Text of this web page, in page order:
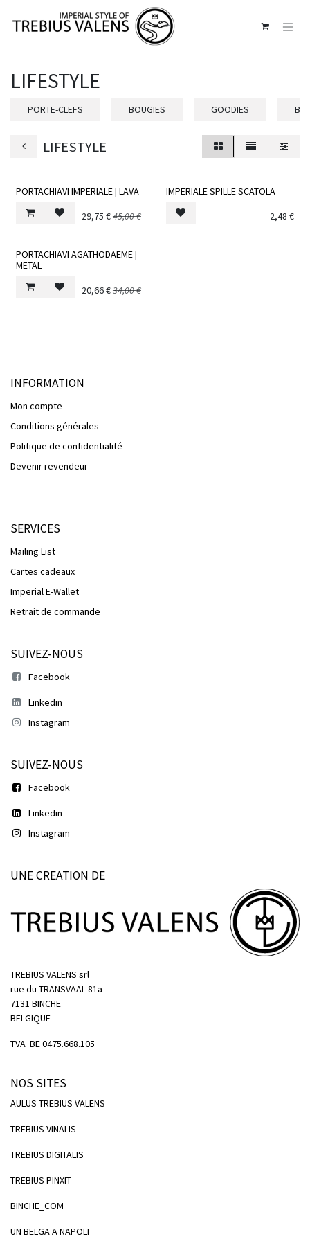
LIFESTYLE
PORTE-CLEFS BOUGIES GOODIES
LIFESTYLE
​PORTACHIAVI IMPERIALE | LAVA
29,75 €45,00€
IMPERIALE SPILLE SCATOLA
2,48 €
PORTACHIAVI AGATHODAEME |
METAL
20,66€34,00€
INFORMATION
Mon compte
Conditions générales
Politique de confidentialité
Devenir revendeur
SERVICES
Mailing List
Cartes cadeaux
Imperial E-Wallet
Retrait de commande
SUIVEZ-NOUS
Facebook
Linkedin
Instagram
SUIVEZ-NOUS
Facebook
Linkedin
Instagram
UNE CREATION DE
TREBIUS VALENS srl
rue du TRANSVAAL 81a
7131 BINCHE
BELGIQUE
TVA BE 0475.668.105
NOS SITES
AULUS TREBIUS VALENS
TREBIUS VINALIS
TREBIUS DIGITALIS
TREBIUS PINXIT
BINCHE_COM
UN BELGA A NAPOLI